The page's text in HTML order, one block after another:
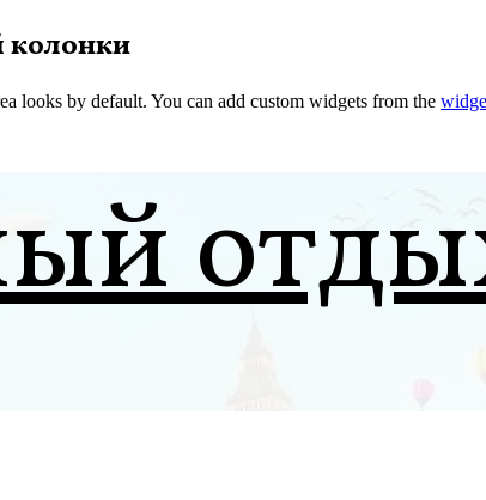
колонки
looks by default. You can add custom widgets from the